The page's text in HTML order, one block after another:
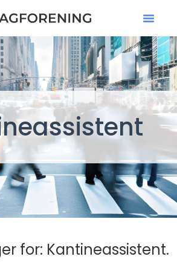
for: Kantineassistent.